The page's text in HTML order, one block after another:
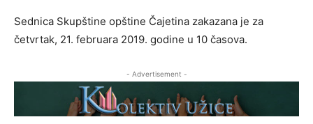
Sednica Skupštine opštine Čajetina zakazana je za
četvrtak, 21. februara 2019. godine u 10 časova.
- Advertisement -